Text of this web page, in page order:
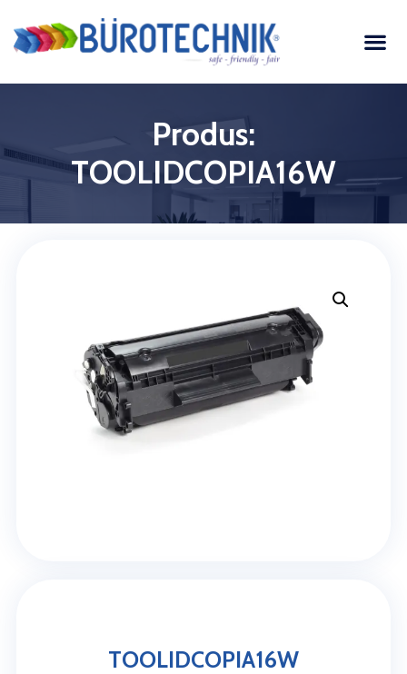
Produs:
TOOLIDCOPIA16W
TOOLIDCOPIA16W